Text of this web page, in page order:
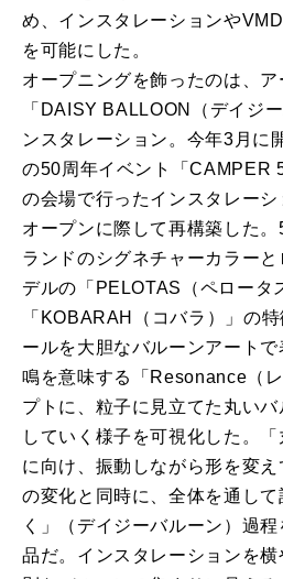
め、インスタレーションや
を可能にした。
オープニングを飾ったのは、ア
「DAISY BALLOON（デイジ
ンスタレーション。今年3月に
の50周年イベント「CAMPER
の会場で行ったインスタレー
オープンに際して再構築した
ランドのシグネチャーカラー
デルの「PELOTAS（ペロータ
「KOBARAH（コバラ）」の
ールを大胆なバルーンアート
鳴を意味する「Resonance（
プトに、粒子に見立てた丸い
していく様子を可視化した。
に向け、振動しながら形を変
の変化と同時に、全体を通し
く」（デイジーバルーン）過
品だ。インスタレーションを